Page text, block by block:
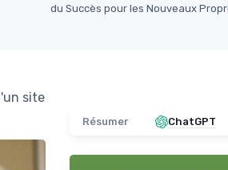
du Succès pour les Nouveaux
site
Résumer ChatGPT